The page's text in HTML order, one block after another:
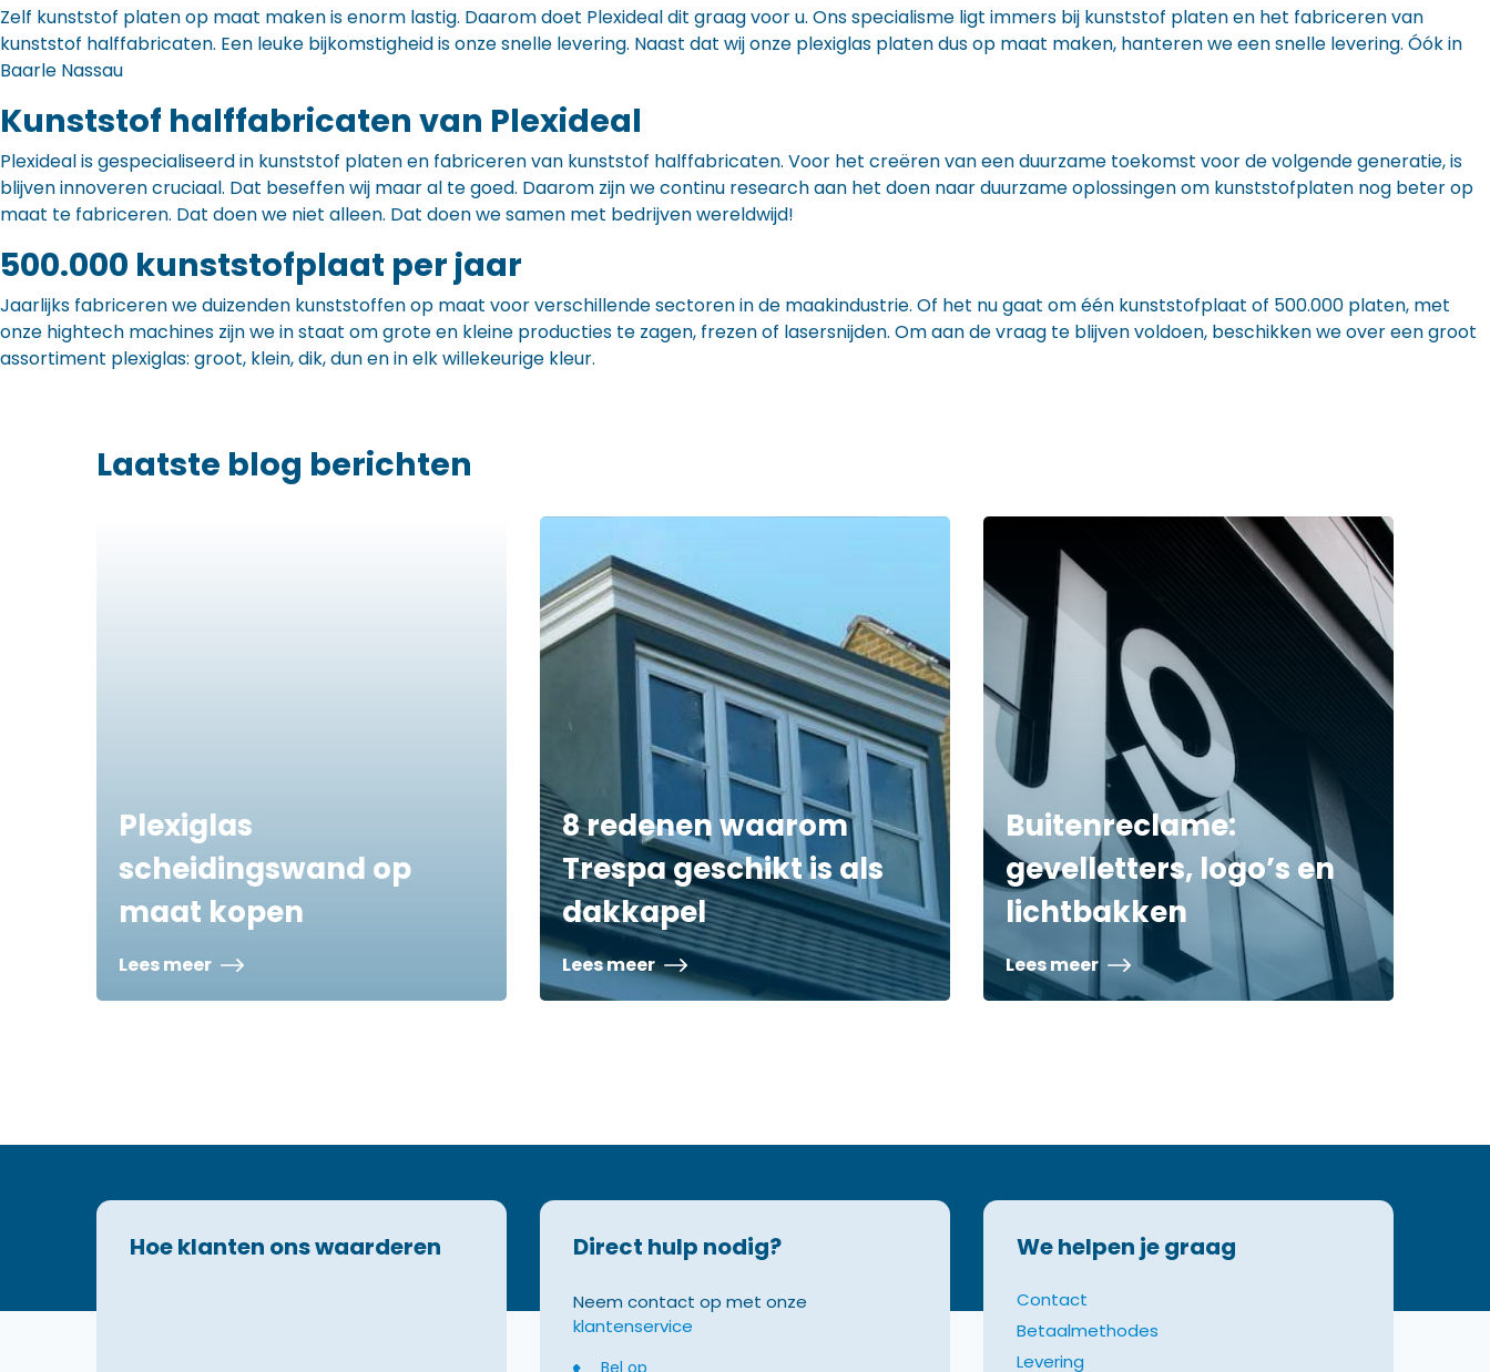
Zelf kunststof platen op maat maken is enorm lastig. Daarom doet Plexideal dit graag voor u. Ons specialisme ligt immers bij kunststof platen en het fabriceren van
kunststof halffabricaten. Een leuke bijkomstigheid is onze snelle levering. Naast dat wij onze plexiglas platen dus op maat maken, hanteren we een snelle levering. Óók in
Baarle Nassau
Kunststof halffabricaten van Plexideal
Plexideal is gespecialiseerd in kunststof platen en fabriceren van kunststof halffabricaten. Voor het creëren van een duurzame toekomst voor de volgende generatie, is
blijven innoveren cruciaal. Dat beseffen wij maar al te goed. Daarom zijn we continu research aan het doen naar duurzame oplossingen om kunststofplaten nog beter op
maat te fabriceren. Dat doen we niet alleen. Dat doen we samen met bedrijven wereldwijd!
500.000 kunststofplaat per jaar
Jaarlijks fabriceren we duizenden kunststoffen op maat voor verschillende sectoren in de maakindustrie. Of het nu gaat om één kunststofplaat of 500.000 platen, met
onze hightech machines zijn we in staat om grote en kleine producties te zagen, frezen of lasersnijden. Om aan de vraag te blijven voldoen, beschikken we over een groot
assortiment plexiglas: groot, klein, dik, dun en in elk willekeurige kleur.
Laatste blog berichten
Plexiglas
scheidingswand op
maat kopen
Lees meer
8 redenen waarom
Trespa geschikt is als
dakkapel
Lees meer
Buitenreclame:
gevelletters, logo’s en
lichtbakken
Lees meer
Hoe klanten ons waarderen Direct hulp nodig?
Neem contact op met onze
klantenservice
Bel op
We helpen je graag
Contact
Betaalmethodes
Levering